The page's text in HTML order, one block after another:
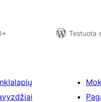
Testuota